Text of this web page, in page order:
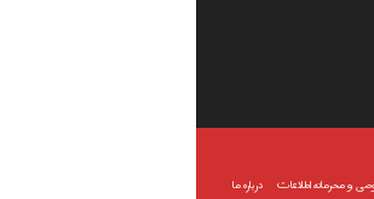
و محرمانه اطلاعات درباره ما